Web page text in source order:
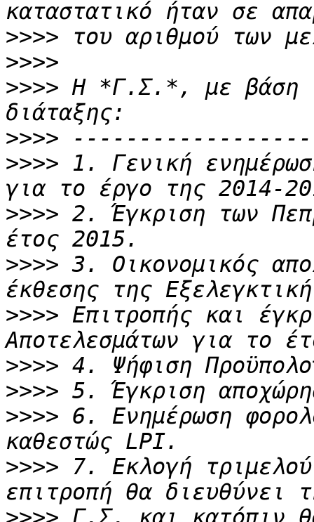
>>>>
>>>>
>>>> Η *Γ.Σ.*, με βάση
>>>>
>>>> 1. Γενική
>>>> 2. Έγκριση των
>>>> 3. Οικονομικός
>>>> Επιτροπής και
>>>>
>>>>
>>>> 6. Ενημέρωση
>>>> 7. Εκλογή